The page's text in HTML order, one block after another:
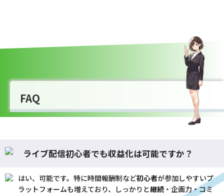
FAQ
ライブ配信初心者でも収益化は可能ですか？
はい、可能です。特に時間報酬制など初心者が参加しやすいプ
ラットフォームも増えており、しっかりと継続 ・企画力・コミ